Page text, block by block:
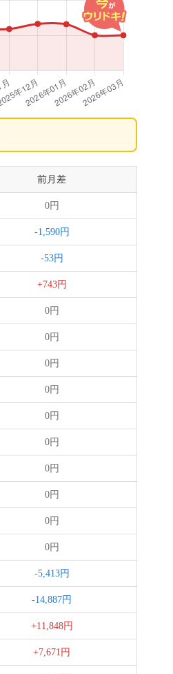
前月差
0円
-1,590円
-53円
+743円
0円
0円
0円
0円
0円
0円
0円
0円
0円
0円
-5,413円
-14,887円
+11,848円
+7,671円